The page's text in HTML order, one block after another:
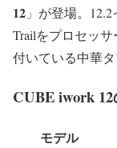
12 」が登場。
Trailをプロセッ
付いている中華
CUBE iwork
モデル